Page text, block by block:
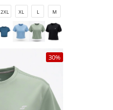
M
L
XL
2XL
30%